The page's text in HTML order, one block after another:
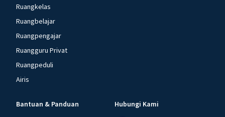
Ruangkelas
Ruangbelajar
Ruangpengajar
Ruangguru Privat
Ruangpeduli
Airis
Bantuan & Panduan Hubungi Kami